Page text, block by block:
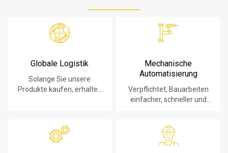
Globale Logistik
Solange Sie unsere
Produkte kaufen, erhalten
Mechanische
Automatisierung
Verpflichtet, Bauarbeiten
einfacher, schneller und